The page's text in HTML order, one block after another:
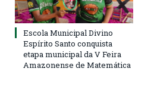
Escola Municipal Divino
Espírito Santo conquista
etapa municipal da V Feira
Amazonense de Matemática